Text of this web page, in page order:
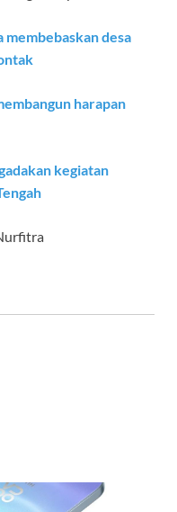
membebaskan desa
harapan
kegiatan